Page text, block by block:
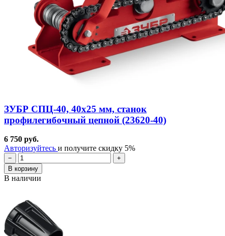
ЗУБР СПЦ-40, 40х25 мм, станок
профилегибочный цепной (23620-40)
6 750 руб.
Авторизуйтесь и получите скидку 5%
−
+
В корзину
В наличии